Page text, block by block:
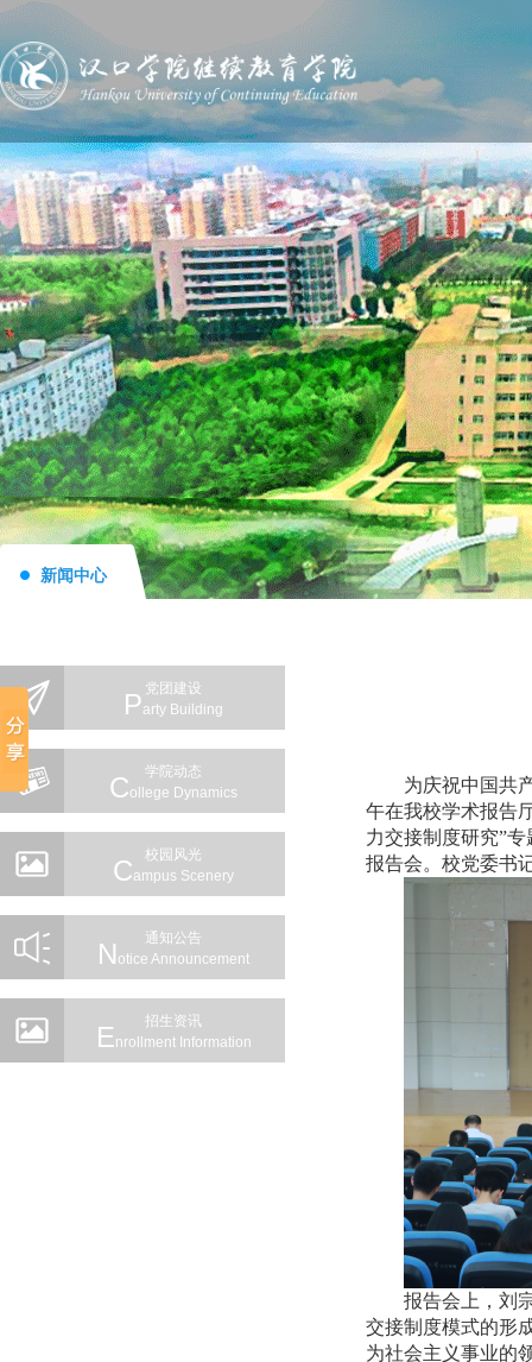
新闻中心
党团建设
PArty Building
学院动态
COllege Dynamics
校园风光
CAmpus Scenery
通知公告
N Otice Announcement
招生资讯
ENrollment Information
为庆祝中国共
午在我校学术报告
力交接制度研究”
报告会。校党委书
报告会上，刘
交接制度模式的形
为社会主义事业的